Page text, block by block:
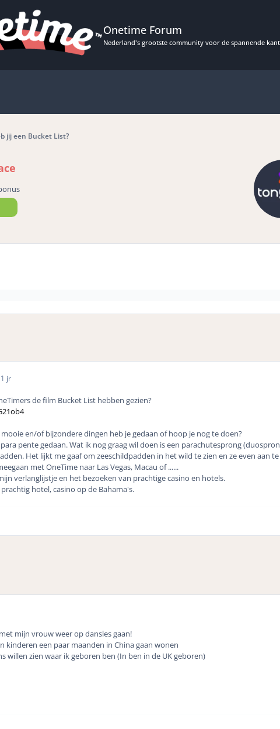
Onetime Forum
Nederland's grootste community voor de spannende
jij een Bucket List?
jr
de film Bucket List hebben gezien?
en/of bijzondere dingen heb je gedaan of hoop je nog te doen?
pente gedaan. Wat ik nog graag wil doen is een parachutesprong
Het lijkt me gaaf om zeeschildpadden in het wild te zien en ze even aan
met OneTime naar Las Vegas, Macau of ......
verlanglijstje en het bezoeken van prachtige casino en hotels.
prachtig hotel, casino op de Bahama's.
mijn vrouw weer op dansles gaan!
kinderen een paar maanden in China gaan wonen
willen zien waar ik geboren ben (In ben in de UK geboren)